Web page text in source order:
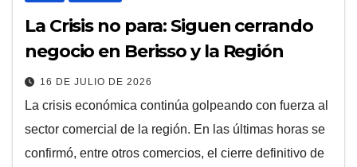
La Crisis no para: Siguen cerrando
negocio en Berisso y la Región
16 DE JULIO DE 2026
La crisis económica continúa golpeando con fuerza al
sector comercial de la región. En las últimas horas se
confirmó, entre otros comercios, el cierre definitivo de